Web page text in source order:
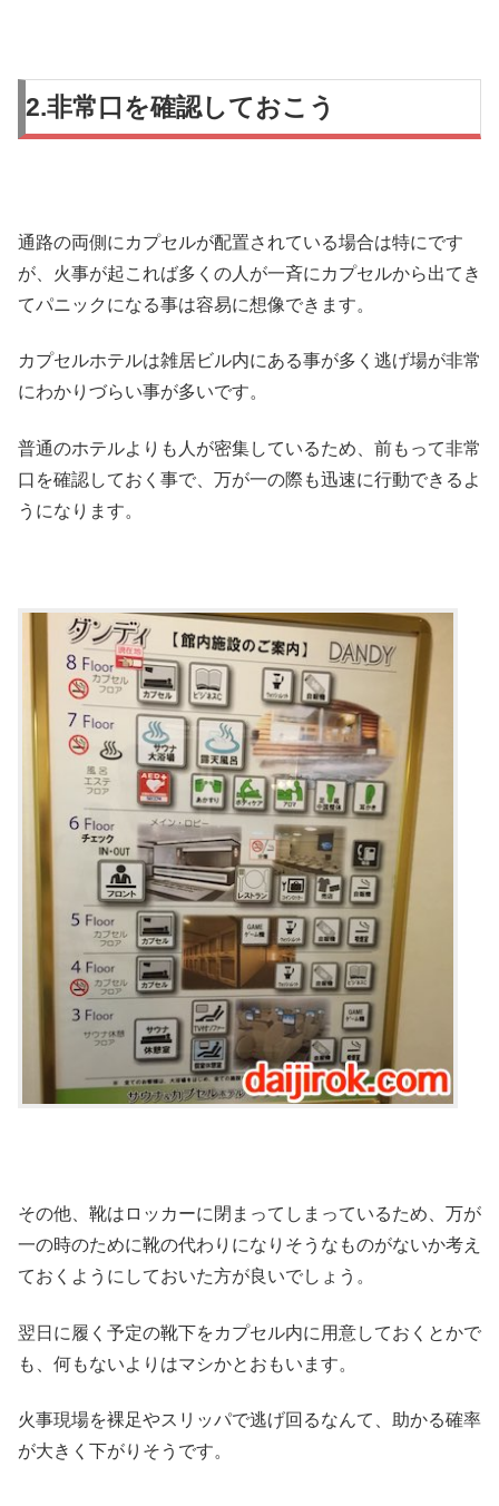
2.非常口を確認しておこう
通路の両側にカプセルが配置されている場合は特にです
が、火事が起これば多くの人が一斉にカプセルから出てき
てパニックになる事は容易に想像できます。
カプセルホテルは雑居ビル内にある事が多く逃げ場が非常
にわかりづらい事が多いです。
普通のホテルよりも人が密集しているため、前もって非常
口を確認しておく事で、万が一の際も迅速に行動できるよ
うになります。
その他、靴はロッカーに閉まってしまっているため、万が
一の時のために靴の代わりになりそうなものがないか考え
ておくようにしておいた方が良いでしょう。
翌日に履く予定の靴下をカプセル内に用意しておくとかで
も、何もないよりはマシかとおもいます。
火事現場を裸足やスリッパで逃げ回るなんて、助かる確率
が大きく下がりそうです。